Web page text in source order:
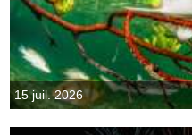
15 juil. 2026